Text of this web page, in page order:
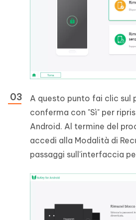
A questo punto fai clic sul
conferma con "Sì" per
Android. Al termine del
accedi alla Modalità di
passaggi sull'interfaccia